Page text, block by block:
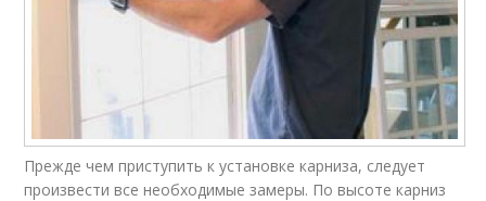
Прежде чем приступить к установке карниза, следует
произвести все необходимые замеры. По высоте карниз